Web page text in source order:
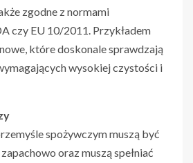
zgodne z normami
czy EU 10/2011. Przykładem
które doskonale sprawdzają
wysokiej czystości i
spożywczym muszą być
oraz muszą spełniać